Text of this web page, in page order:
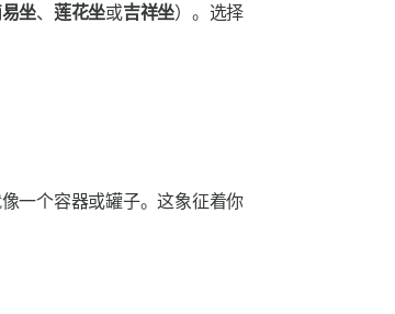
坐、 莲花坐或吉祥坐）。选择
一个容器或罐子。这象征着你